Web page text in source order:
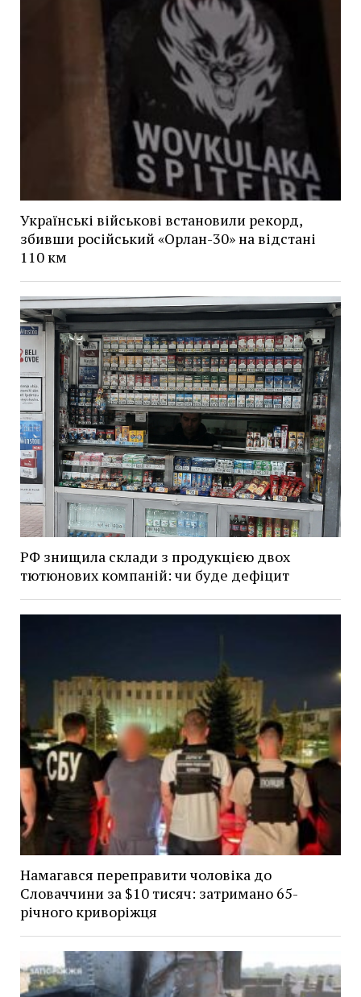
Українські військові встановили рекорд,
збивши російський «Орлан-30» на відстані
110 км
РФ знищила склади з продукцією двох
тютюнових компаній: чи буде дефіцит
Намагався переправити чоловіка до
Словаччини за $10 тисяч: затримано 65-
річного криворіжця